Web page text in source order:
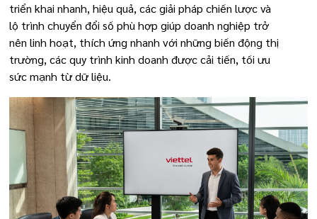
triển khai nhanh, hiệu quả, các giải pháp chiến lược và
lộ trình chuyển đổi số phù hợp giúp doanh nghiệp trở
nên linh hoạt, thích ứng nhanh với những biến động thị
trường, các quy trình kinh doanh được cải tiến, tối ưu
sức mạnh từ dữ liệu.